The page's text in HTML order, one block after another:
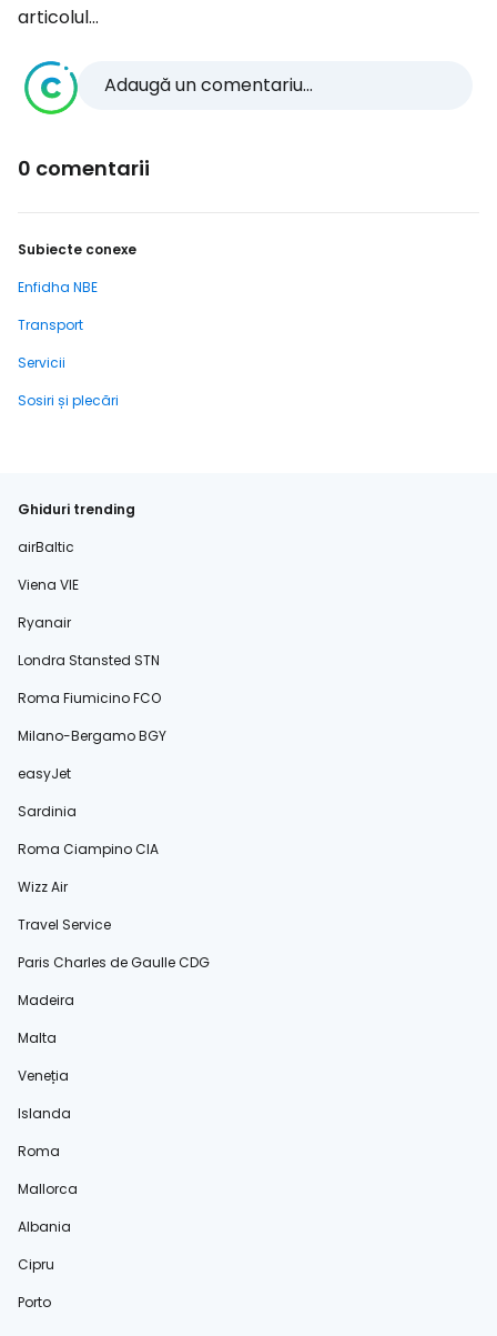
articolul...
Adaugă un comentariu...
0 comentarii
Subiecte conexe
Enfidha NBE
Transport
Servicii
Sosiri și plecări
Ghiduri trending
airBaltic
Viena VIE
Ryanair
Londra Stansted STN
Roma Fiumicino FCO
Milano-Bergamo BGY
easyJet
Sardinia
Roma Ciampino CIA
Wizz Air
Travel Service
Paris Charles de Gaulle CDG
Madeira
Malta
Veneția
Islanda
Roma
Mallorca
Albania
Cipru
Porto